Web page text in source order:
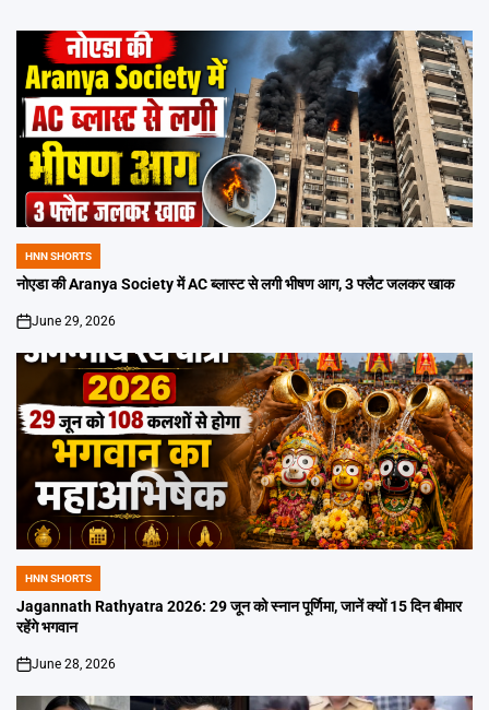
POSTED
IN
HNN SHORTS
नोएडा की Aranya Society में AC ब्लास्ट से लगी भीषण आग, 3 फ्लैट जलकर खाक
on
June 29, 2026
POSTED
IN
HNN SHORTS
Jagannath Rathyatra 2026: 29 जून को स्नान पूर्णिमा, जानें क्यों 15 दिन बीमार
रहेंगे भगवान
on
June 28, 2026